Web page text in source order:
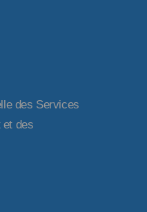
des Services
et des